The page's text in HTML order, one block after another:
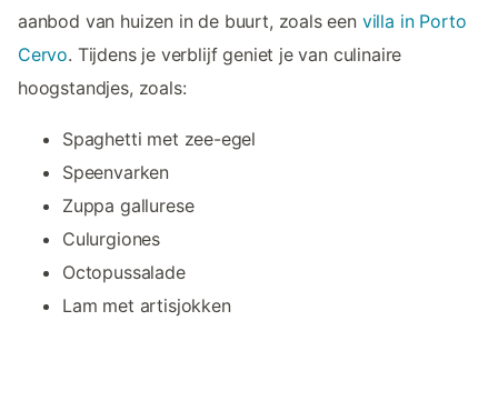
aanbod van huizen in de buurt, zoals een villa in Porto
Cervo. Tijdens je verblijf geniet je van culinaire
hoogstandjes, zoals:
Spaghetti met zee-egel
Speenvarken
Zuppa gallurese
Culurgiones
Octopussalade
Lam met artisjokken